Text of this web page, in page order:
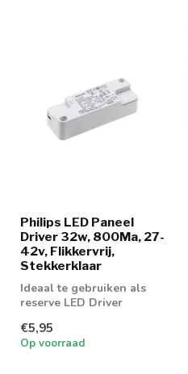
Philips LED Paneel
Driver 32w, 800Ma, 27-
42v, Flikkervrij,
Stekkerklaar
Ideaal te gebruiken als
reserve LED Driver
€5,95
Op voorraad